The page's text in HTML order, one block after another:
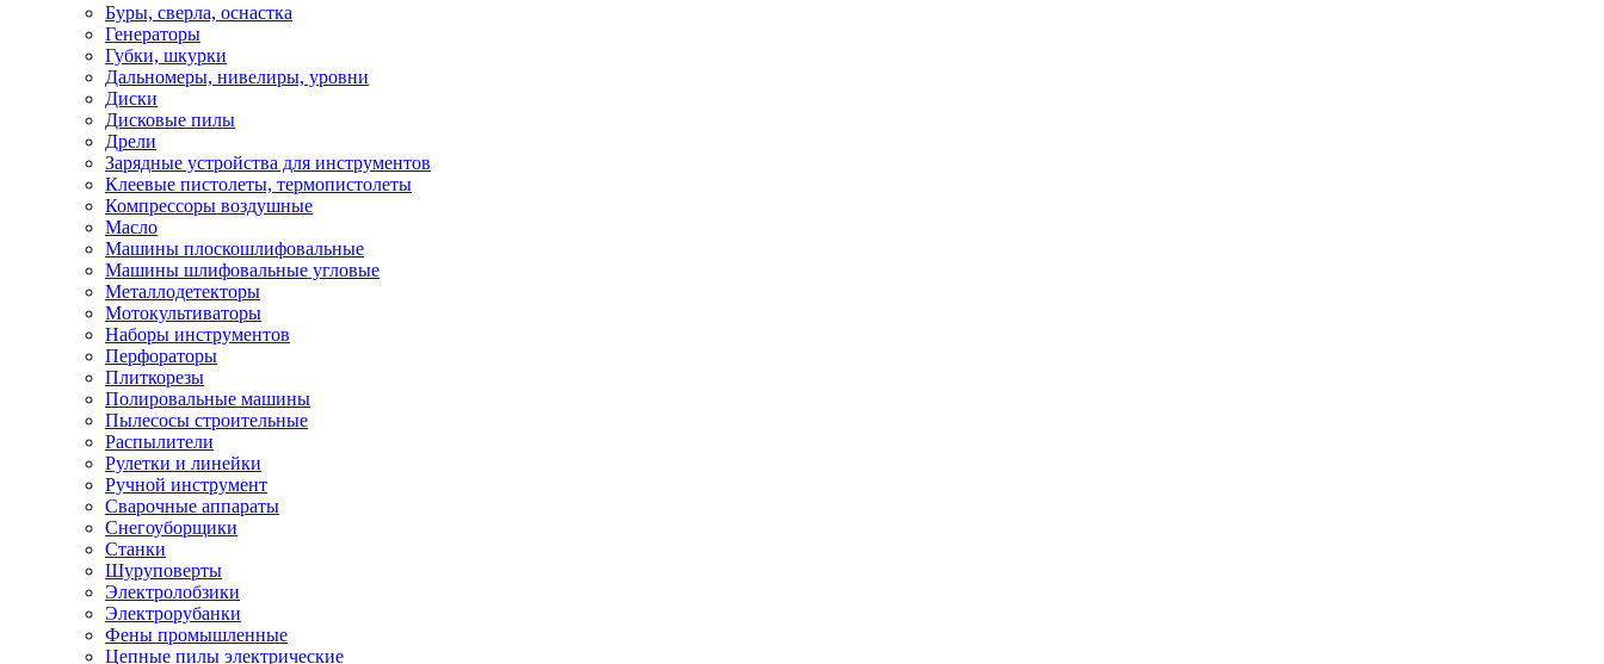
Буры, сверла, оснастка
Генераторы
Губки, шкурки
Дальномеры, нивелиры, уровни
Диски
Дисковые пилы
Дрели
Зарядные устройства для инструментов
Клеевые пистолеты, термопистолеты
Компрессоры воздушные
Масло
Машины плоскошлифовальные
Машины шлифовальные угловые
Металлодетекторы
Мотокультиваторы
Наборы инструментов
Перфораторы
Плиткорезы
Полировальные машины
Пылесосы строительные
Распылители
Рулетки и линейки
Ручной инструмент
Сварочные аппараты
Снегоуборщики
Станки
Шуруповерты
Электролобзики
Электрорубанки
Фены промышленные
Цепные пилы электрические